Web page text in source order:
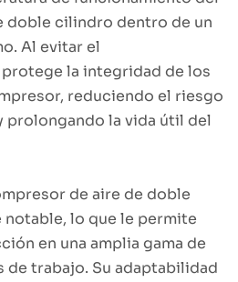
doble cilindro dentro de un
Al evitar el
la integridad de los
reduciendo el riesgo
prolongando la vida útil del
de aire de doble
lo que le permite
en una amplia gama de
trabajo. Su adaptabilidad